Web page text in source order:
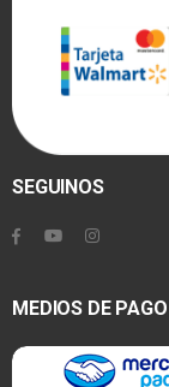
SEGUINOS
MEDIOS DE PAGO